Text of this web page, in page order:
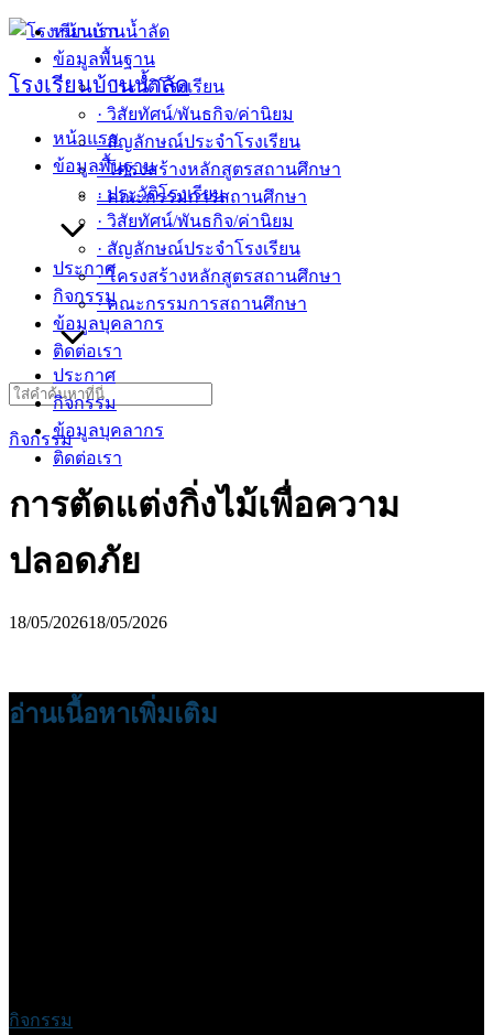
Skip
content
โรงเรียนบ้านน้ำลัด
หน้าแรก
ข้อมูลพื้นฐาน
· ประวัติโรงเรียน
· วิสัยทัศน์/พันธกิจ/ค่านิยม
· สัญลักษณ์ประจำโรงเรียน
· โครงสร้างหลักสูตรสถานศึกษา
· คณะกรรมการสถานศึกษา
ประกาศ
กิจกรรม
ข้อมูลบุคลากร
ติดต่อเรา
หน้าแรก
ข้อมูลพื้นฐาน
· ประวัติโรงเรียน
· วิสัยทัศน์/พันธกิจ/ค่านิยม
· สัญลักษณ์ประจำโรงเรียน
· โครงสร้างหลักสูตรสถานศึกษา
· คณะกรรมการสถานศึกษา
ประกาศ
กิจกรรม
ข้อมูลบุคลากร
ติดต่อเรา
Search
for:
กิจกรรม
การตัดแต่งกิ่งไม้เพื่อความ
ปลอดภัย
18/05/202618/05/2026
อ่านเนื้อหาเพิ่มเติม
กิจกรรม